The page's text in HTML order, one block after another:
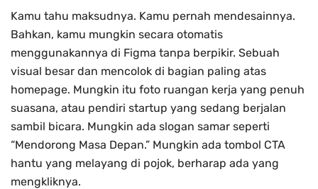
Kamu tahu maksudnya. Kamu pernah mendesainnya.
Bahkan, kamu mungkin secara otomatis
menggunakannya di Figma tanpa berpikir. Sebuah
visual besar dan mencolok di bagian paling atas
homepage. Mungkin itu foto ruangan kerja yang penuh
suasana, atau pendiri startup yang sedang berjalan
sambil bicara. Mungkin ada slogan samar seperti
“Mendorong Masa Depan.” Mungkin ada tombol CTA
hantu yang melayang di pojok, berharap ada yang
mengkliknya.